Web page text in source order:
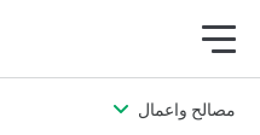
תפריט ראשי לנייד
مصالح واعمال